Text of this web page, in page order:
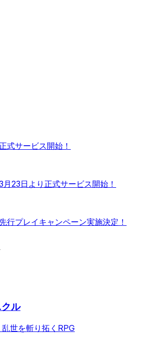
式サービス開始！
23日より正式サービス開始！
行プレイキャンペーン実施決定！
ル
世を斬り拓くRPG